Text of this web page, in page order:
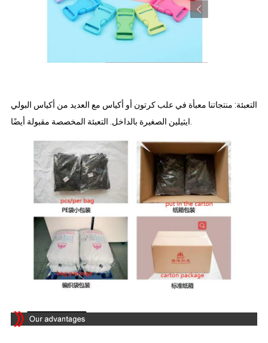
التعبئة: منتجاتنا معبأة في علب كرتون أو أكياس مع العديد من أكياس البولي